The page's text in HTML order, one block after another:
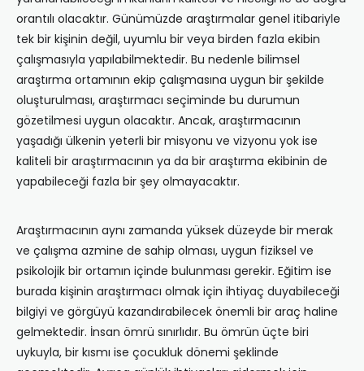
orantılı olacaktır. Günümüzde araştırmalar genel itibariyle
tek bir kişinin değil, uyumlu bir veya birden fazla ekibin
çalışmasıyla yapılabilmektedir. Bu nedenle bilimsel
araştırma ortamının ekip çalışmasına uygun bir şekilde
oluşturulması, araştırmacı seçiminde bu durumun
gözetilmesi uygun olacaktır. Ancak, araştırmacının
yaşadığı ülkenin yeterli bir misyonu ve vizyonu yok ise
kaliteli bir araştırmacının ya da bir araştırma ekibinin de
yapabileceği fazla bir şey olmayacaktır.
Araştırmacının aynı zamanda yüksek düzeyde bir merak
ve çalışma azmine de sahip olması, uygun fiziksel ve
psikolojik bir ortamın içinde bulunması gerekir. Eğitim ise
burada kişinin araştırmacı olmak için ihtiyaç duyabileceği
bilgiyi ve görgüyü kazandırabilecek önemli bir araç haline
gelmektedir. İnsan ömrü sınırlıdır. Bu ömrün üçte biri
uykuyla, bir kısmı ise çocukluk dönemi şeklinde